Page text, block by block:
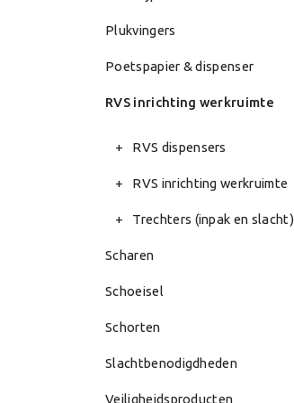
Plukvingers
Poetspapier & dispenser
RVS inrichting werkruimte
RVS dispensers
RVS inrichting werkruimte
Trechters (inpak en slacht)
Scharen
Schoeisel
Schorten
Slachtbenodigdheden
Veiligheidsproducten